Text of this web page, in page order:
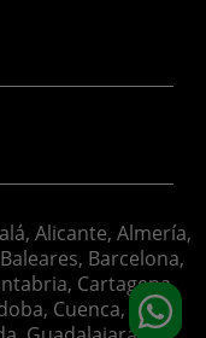
Alicante, Almería,
Barcelona,
Cartagena,
Cuenca, Elche,